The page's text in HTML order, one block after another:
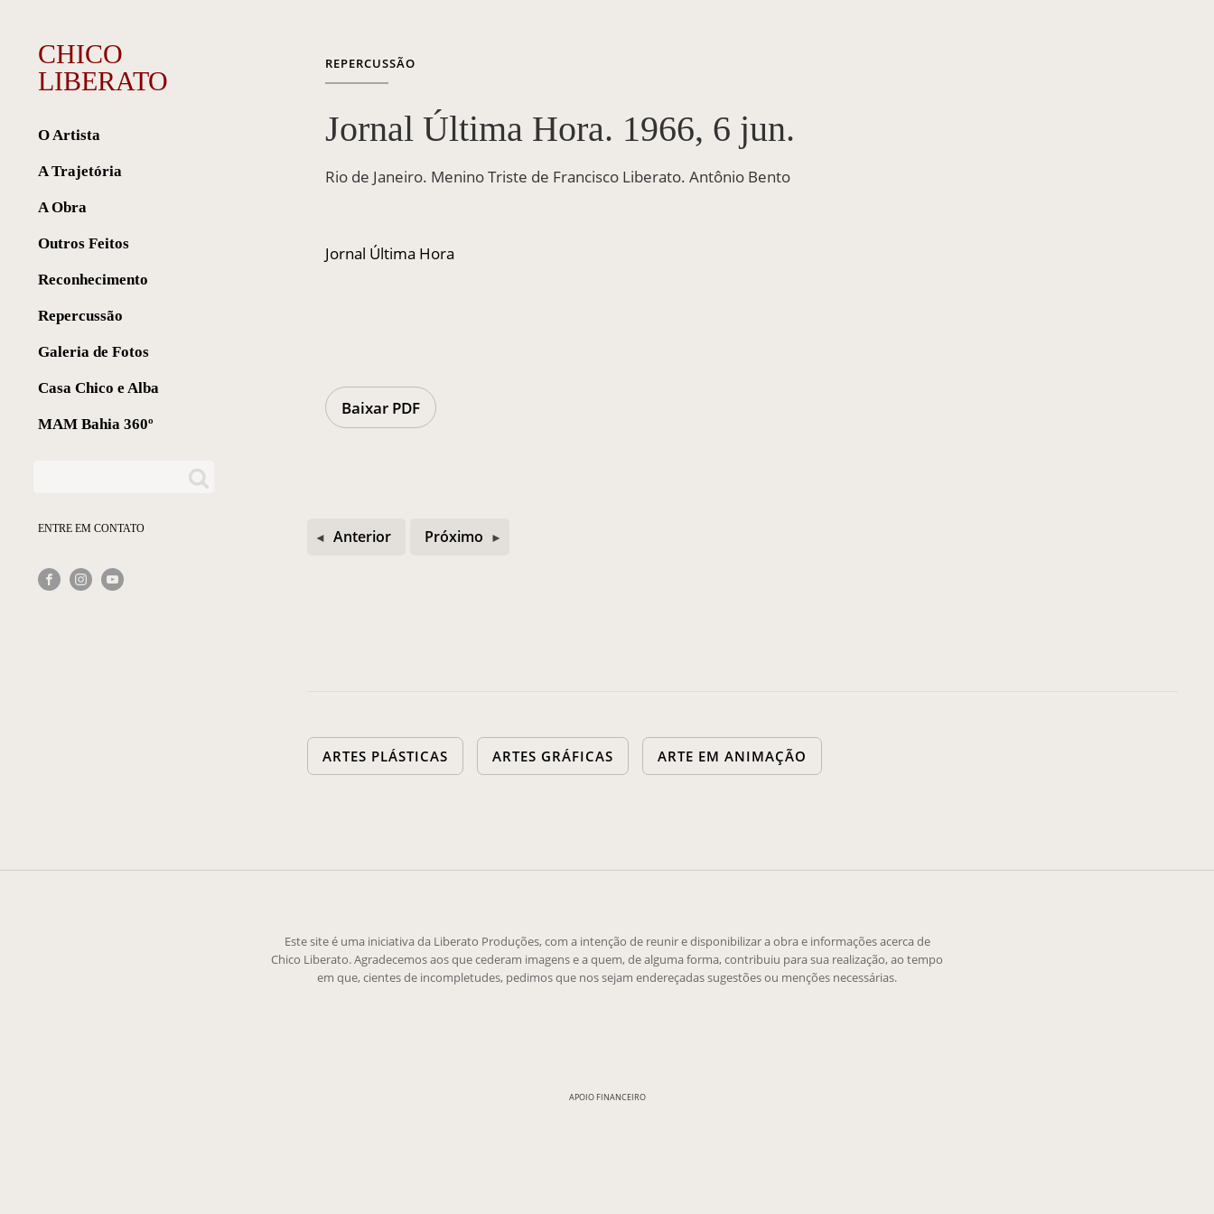
CHICO
LIBERATO
O Artista
A Trajetória
A Obra
Outros Feitos
Reconhecimento
Repercussão
Galeria de Fotos
Casa Chico e Alba
MAM Bahia 360º
ENTRE EM CONTATO
REPERCUSSÃO
Jornal Última Hora. 1966, 6 jun.
Rio de Janeiro. Menino Triste de Francisco Liberato. Antônio Bento
Jornal Última Hora
Baixar PDF
Anterior Próximo
ARTES PLÁSTICAS ARTES GRÁFICAS ARTE EM ANIMAÇÃO
Este site é uma iniciativa da Liberato Produções, com a intenção de reunir e disponibilizar a obra e informações acerca de
Chico Liberato. Agradecemos aos que cederam imagens e a quem, de alguma forma, contribuiu para sua realização, ao tempo
em que, cientes de incompletudes, pedimos que nos sejam endereçadas sugestões ou menções necessárias.
APOIO FINANCEIRO